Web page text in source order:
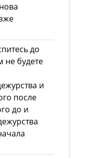
до
не будете
и
после
до и